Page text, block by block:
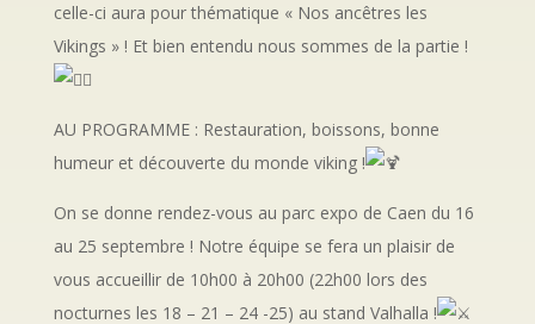
celle-ci aura pour thématique « Nos ancêtres les
Vikings » ! Et bien entendu nous sommes de la partie !
AU PROGRAMME : Restauration, boissons, bonne
humeur et découverte du monde viking !
On se donne rendez-vous au parc expo de Caen du 16
au 25 septembre ! Notre équipe se fera un plaisir de
vous accueillir de 10h00 à 20h00 (22h00 lors des
nocturnes les 18 – 21 – 24 -25) au stand Valhalla !